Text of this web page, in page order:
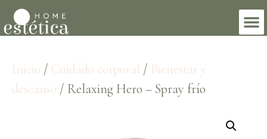
Inicio / Cuidado corporal / Bienestar y
descanso / Relaxing Hero – Spray frío